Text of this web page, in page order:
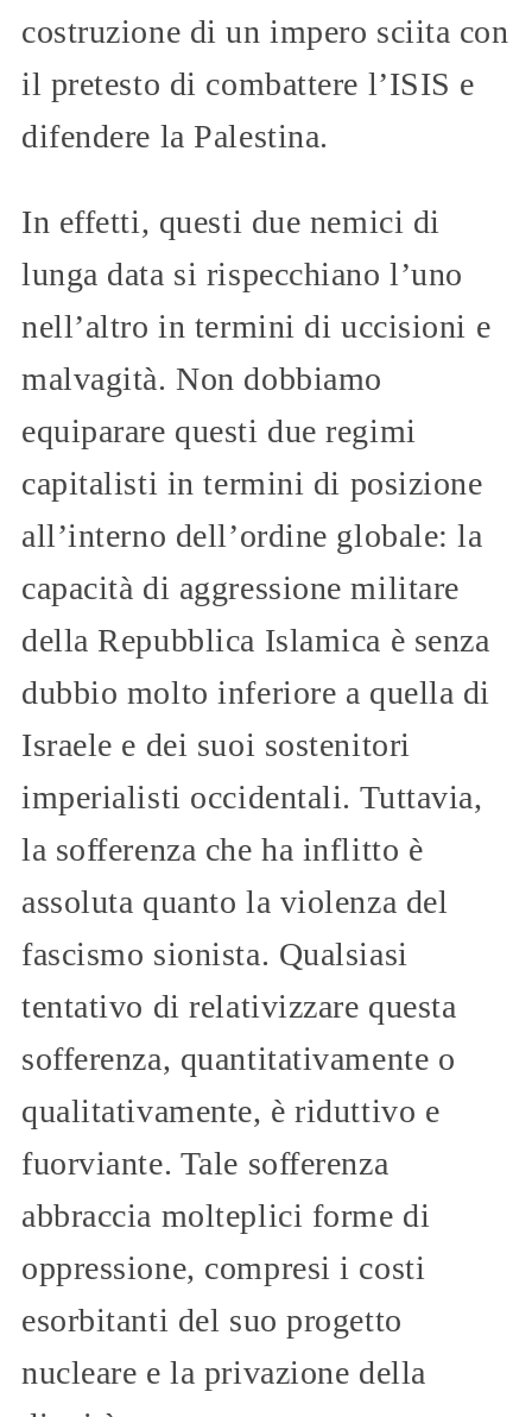
costruzione di un impero sciita con
il pretesto di combattere l’ISIS e
difendere la Palestina.
In effetti, questi due nemici di
lunga data si rispecchiano l’uno
nell’altro in termini di uccisioni e
malvagità. Non dobbiamo
equiparare questi due regimi
capitalisti in termini di posizione
all’interno dell’ordine globale: la
capacità di aggressione militare
della Repubblica Islamica è senza
dubbio molto inferiore a quella di
Israele e dei suoi sostenitori
imperialisti occidentali. Tuttavia,
la sofferenza che ha inflitto è
assoluta quanto la violenza del
fascismo sionista. Qualsiasi
tentativo di relativizzare questa
sofferenza, quantitativamente o
qualitativamente, è riduttivo e
fuorviante. Tale sofferenza
abbraccia molteplici forme di
oppressione, compresi i costi
esorbitanti del suo progetto
nucleare e la privazione della